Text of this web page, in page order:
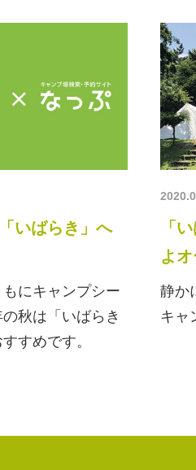
いばらき」へ
にキャンプシー
秋は「いばらき
すめです。
「
よオ
静か
キャ